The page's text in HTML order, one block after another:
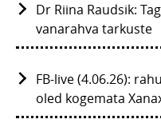
Dr Riina Raudsik:
vanarahva tarkuste
FB-live (4.06.26):
oled kogemata